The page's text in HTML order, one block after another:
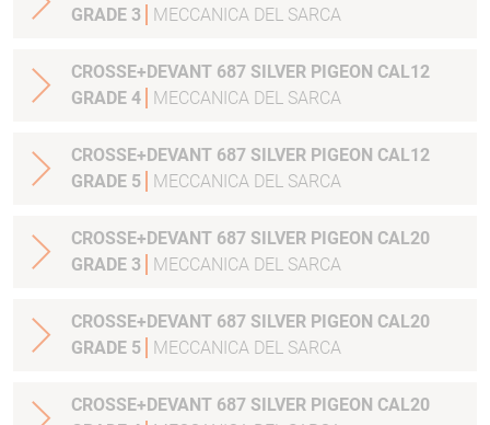
GRADE 3
MECCANICA DEL SARCA
CROSSE+DEVANT 687 SILVER PIGEON CAL12
GRADE 4
MECCANICA DEL SARCA
CROSSE+DEVANT 687 SILVER PIGEON CAL12
GRADE 5
MECCANICA DEL SARCA
CROSSE+DEVANT 687 SILVER PIGEON CAL20
GRADE 3
MECCANICA DEL SARCA
CROSSE+DEVANT 687 SILVER PIGEON CAL20
GRADE 5
MECCANICA DEL SARCA
CROSSE+DEVANT 687 SILVER PIGEON CAL20